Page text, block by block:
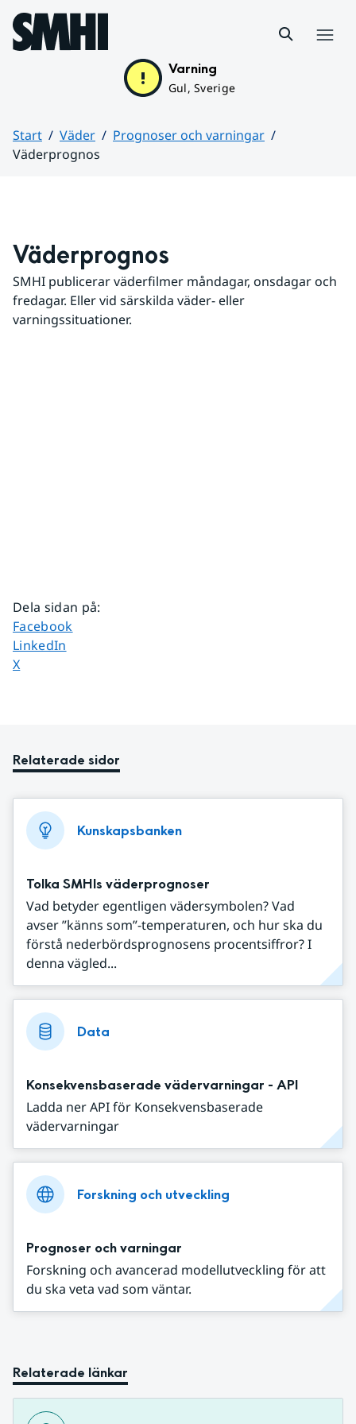
Hoppa till sidans innehåll
Varning
Gul, Sverige
Start Väder
Prognoser och varningar
Väderprognos
Väderprognos
SMHI publicerar väderfilmer måndagar, onsdagar och
fredagar. Eller vid särskilda väder- eller
varningssituationer.
Dela sidan på:
Dela sidan på
Facebook
Dela sidan på
LinkedIn
Dela sidan på
X
Relaterade sidor
Kunskapsbanken
Tolka SMHIs väderprognoser
Vad betyder egentligen vädersymbolen? Vad
avser ”känns som”-temperaturen, och hur ska du
förstå nederbördsprognosens procentsiffror? I
denna vägled...
Data
Konsekvensbaserade vädervarningar - API
Ladda ner API för Konsekvensbaserade
vädervarningar
Forskning och utveckling
Prognoser och varningar
Forskning och avancerad modellutveckling för att
du ska veta vad som väntar.
Relaterade länkar